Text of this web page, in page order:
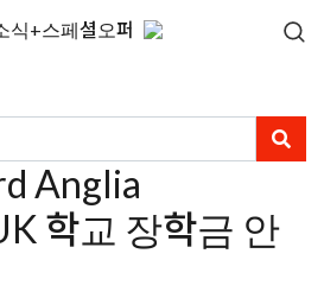
식+스페셜오퍼
Anglia
학교 장학금 안